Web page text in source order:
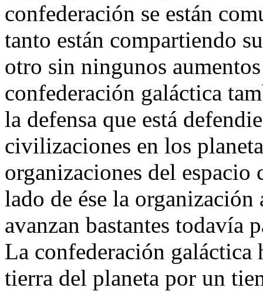
confederación se están
tanto están compartiendo
otro sin ningunos
confederación galáctica
la defensa que está
civilizaciones en los
organizaciones del
lado de ése la organización
avanzan bastantes todavía
La confederación galáctica
tierra del planeta por un